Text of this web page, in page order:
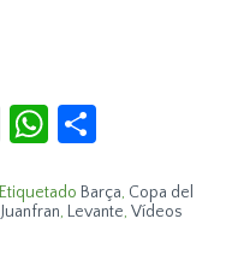
TumblrWhatsApp
Etiquetado Barça, Copa del
Juanfran, Levante,Vídeos